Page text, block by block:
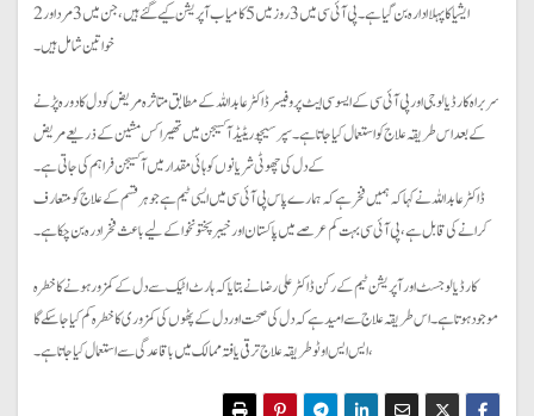
ایشیا کا پہلا ادارہ بن گیا ہے۔ پی آئی سی میں 3 روز میں 5 کامیاب آپریشن کیے گئے ہیں، جن میں 3 مرد اور 2
خواتین شامل ہیں۔
سربراہ کارڈیالوجی اور پی آئی سی کے ایسوسی ایٹ پروفیسر ڈاکٹر عابد اللہ کے مطابق متاثرہ مریض کو دل کا دورہ پڑنے
کے بعد اس طریقہ علاج کو استعمال کیا جاتا ہے۔ سپر سیچوریٹیڈ آکسیجن میں تھیراکس مشین کے ذریعے مریض
کے دل کی چھوٹی شریانوں کو ہائی مقدار میں آکسیجن فراہم کی جاتی ہے۔
ڈاکٹر عابد اللہ نے کہا کہ ہمیں فخر ہے کہ ہمارے پاس پی آئی سی میں ایسی ٹیم ہے جو ہر قسم کے علاج کو متعارف
کرانے کی قابل ہے ، پی آئی سی بہت کم عرصے میں پاکستان اور خیبر پختونخوا کے لیے باعث فخر ادرہ بن چکا ہے۔
کارڈیالوجسٹ اور آپریشن ٹیم کے رکن ڈاکٹر علی رضا نے بتایا کہ ہارٹ اٹیک سے دل کے کمزور ہونے کا خطرہ
موجود ہوتا ہے۔ اس طریقہ علاج سے امید ہے کہ دل کی صحت اور دل کے پٹھوں کی کمزوری کا خطرہ کم کیا جا سکے گا
، ایس ایس او ٹو طریقہ علاج ترقی یافتہ ممالک میں باقاعدگی سے استعمال کیا جاتا ہے۔